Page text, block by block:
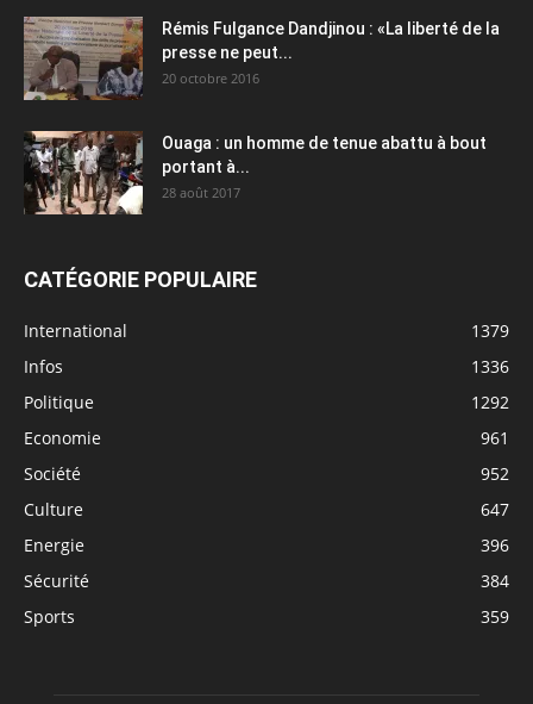
Rémis Fulgance Dandjinou : «La liberté de la
presse ne peut...
20 octobre 2016
Ouaga : un homme de tenue abattu à bout
portant à...
28 août 2017
CATÉGORIE POPULAIRE
International
1379
Infos
1336
Politique
1292
Economie
961
Société
952
Culture
647
Energie
396
Sécurité
384
Sports
359